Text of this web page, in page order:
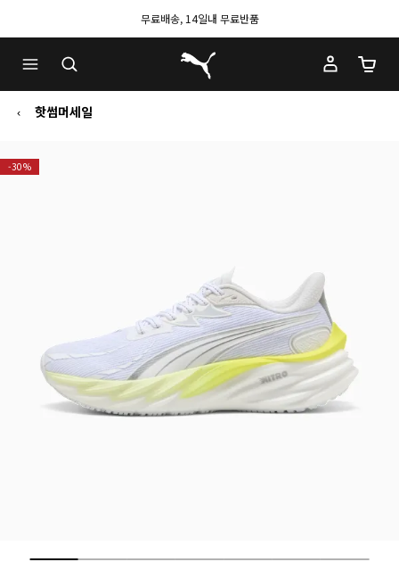
무료배송, 14일내 무료반품
푸마 홈
장바
핫썸머세일
-30%